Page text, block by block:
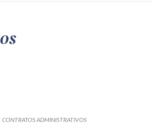
CONTRATOS ADMINISTRATIVOS